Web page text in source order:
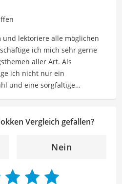
mit verschiedenen Hobbys
Interesse spiegelt sich in
sich mit Freizeitideen,
und Anregungen für die
unserer Sicht besonders
.
und lektoriere alle möglichen
ich mich sehr gerne
aller Art. Als
ich nicht nur ein
und eine sorgfältige
inhaltlich präzise, gut
auf ihre inhaltliche
und stilistische Qualität
zu verbessern. Mit
Sport und meiner Liebe
Vergleich gefallen?
Nein